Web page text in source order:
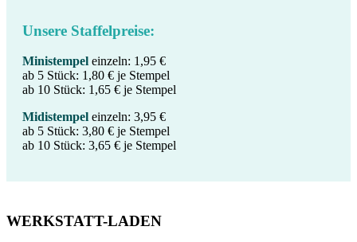
Unsere Staffelpreise:
Ministempel einzeln: 1,95 €
ab 5 Stück: 1,80 € je Stempel
ab 10 Stück: 1,65 € je Stempel
Midistempel einzeln: 3,95 €
ab 5 Stück: 3,80 € je Stempel
ab 10 Stück: 3,65 € je Stempel
WERKSTATT-LADEN